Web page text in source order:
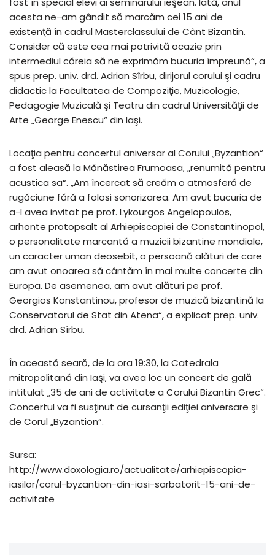
acesta ne-am gândit să marcăm cei 15 ani de
existenţă în cadrul Masterclassului de Cânt Bizantin.
Consider că este cea mai potrivită ocazie prin
intermediul căreia să ne exprimăm bucuria împreună“, a
spus prep. univ. drd. Adrian Sîrbu, dirijorul corului şi cadru
didactic la Facultatea de Compoziţie, Muzicologie,
Pedagogie Muzicală şi Teatru din cadrul Universităţii de
Arte „George Enescu“ din Iaşi.
Locaţia pentru concertul aniversar al Corului „Byzantion“
a fost aleasă la Mănăstirea Frumoasa, „renumită pentru
acustica sa“. „Am încercat să creăm o atmosferă de
rugăciune fără a folosi sonorizarea. Am avut bucuria de
a-l avea invitat pe prof. Lykourgos Angelopoulos,
arhonte protopsalt al Arhiepiscopiei de Constantinopol,
o personalitate marcantă a muzicii bizantine mondiale,
un caracter uman deosebit, o persoană alături de care
am avut onoarea să cântăm în mai multe concerte din
Europa. De asemenea, am avut alături pe prof.
Georgios Konstantinou, profesor de muzică bizantină la
Conservatorul de Stat din Atena“, a explicat prep. univ.
drd. Adrian Sîrbu.
În această seară, de la ora 19:30, la Catedrala
mitropolitană din Iaşi, va avea loc un concert de gală
intitulat „35 de ani de activitate a Corului Bizantin Grec“.
Concertul va fi susţinut de cursanţii ediţiei aniversare şi
de Corul „Byzantion“.
Sursa:
http://www.doxologia.ro/actualitate/arhiepiscopia-
iasilor/corul-byzantion-din-iasi-sarbatorit-15-ani-de-
activitate